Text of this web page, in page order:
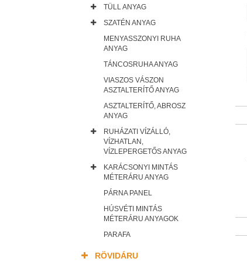
TÜLL ANYAG
SZATÉN ANYAG
MENYASSZONYI RUHA
ANYAG
TÁNCOSRUHA ANYAG
VIASZOS VÁSZON
ASZTALTERÍTŐ ANYAG
ASZTALTERÍTŐ, ABROSZ
ANYAG
RUHÁZATI VÍZÁLLÓ,
VÍZHATLAN,
VÍZLEPERGETŐS ANYAG
KARÁCSONYI MINTÁS
MÉTERÁRU ANYAG
PÁRNA PANEL
HÚSVÉTI MINTÁS
MÉTERÁRU ANYAGOK
PARAFA
RÖVIDÁRU